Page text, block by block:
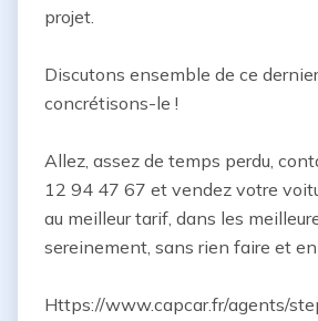
projet.
Discutons ensemble de ce
concrétisons-le !
Allez, assez de temps perdu,
12 94 47 67 et vendez votre
au meilleur tarif, dans les
sereinement, sans rien faire et
Https://www.capcar.fr/agents/